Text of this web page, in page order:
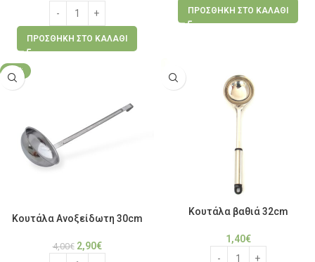
ΠΡΟΣΘΉΚΗ ΣΤΟ ΚΑΛΆΘΙ
ΠΡΟΣΘΉΚΗ ΣΤΟ ΚΑΛΆΘΙ
-28%
Κουτάλα Ανοξείδωτη 30cm
4,00€ 2,90€
Κουτάλα βαθιά 32cm
1,40€